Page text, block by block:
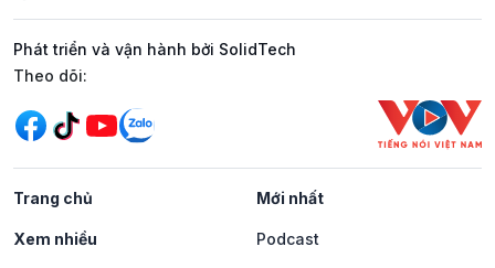
Phát triển và vận hành bởi SolidTech
Mạng xã hội
Theo dõi:
Trang chủ Mới nhất
Xem nhiều Podcast